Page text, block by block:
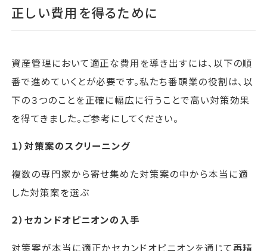
正しい費用を得るために
資産管理において適正な費用を導き出すには、以下の順
番で進めていくとが必要です。私たち番頭業の役割は、以
下の３つのことを正確に幅広に行うことで高い対策効果
を得てきました。ご参考にしてください。
１）対策案のスクリーニング
複数の専門家から寄せ集めた対策案の中から本当に適
した対策案を選ぶ
２）セカンドオピニオンの入手
対策案が本当に適正かセカンドオピニオンを通じて再精